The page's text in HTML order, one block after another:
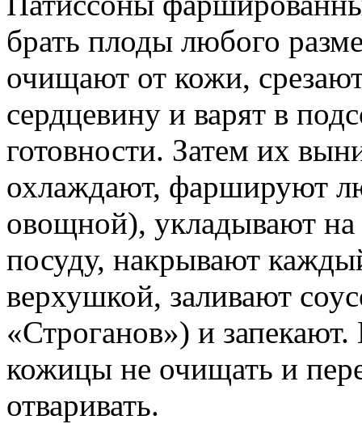
брать плоды любого
очищают от кожи,
сердцевину и варят в
готовности. Затем их
охлаждают, фаршируют
овощной), укладывают
посуду, накрывают
верхушкой, заливают
«Строганов») и
кожицы не очищать и
отваривать.